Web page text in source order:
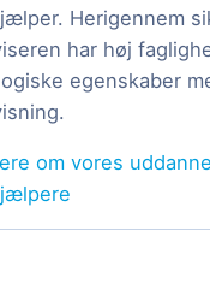
Herigennem
har høj
egenskaber
om vores